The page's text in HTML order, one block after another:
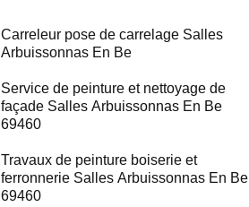
Carreleur pose de carrelage Salles
Arbuissonnas En Be
Service de peinture et nettoyage de
façade Salles Arbuissonnas En Be
69460
Travaux de peinture boiserie et
ferronnerie Salles Arbuissonnas En Be
69460